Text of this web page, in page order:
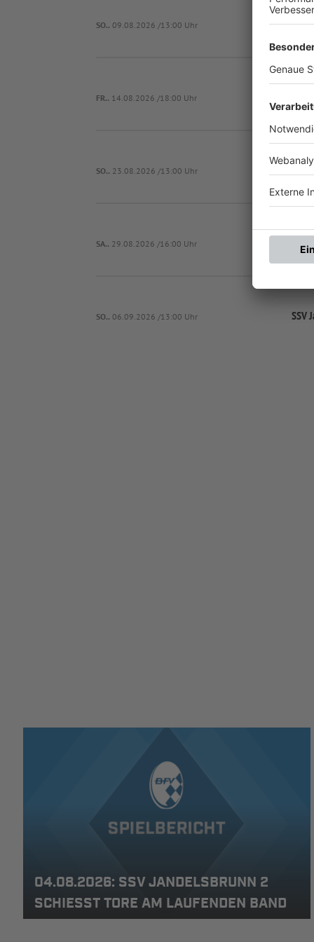
SO.. 09.08.2026 /13:00 Uhr SSV
FR.. 14.08.2026 /18:00 Uhr
SO.. 23.08.2026 /13:00 Uhr
SA.. 29.08.2026 /16:00 Uhr
SO.. 06.09.2026 /13:00 Uhr SSV
04.08.2026: SSV JANDELSBRUNN 2
SCHIESST TORE AM LAUFENDEN BAND